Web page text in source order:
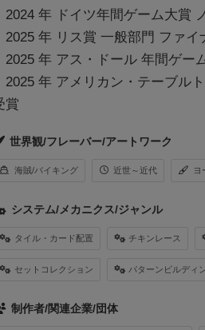
2024 年 ドイツ年間ゲーム大賞
2025 年 リス賞 一般部門 ファイ
2025 年 アス・ドール 年間ゲー
2025 年 アメリカン・テーブル
賞
世界観/フレーバー/アートワーク
海賊/バイキング 近世～近代 ヨ
システム/メカニクス/ジャンル
タイル・カード配置 チキンレース
セットコレクション パターンビルディ
制作者/関連企業/団体